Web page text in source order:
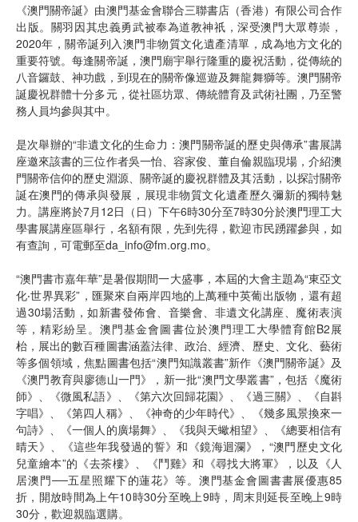
《澳門關帝誕》由澳門基金會聯合三聯書店（香港）有限公司合作
出版。關羽因其忠義勇武被奉為道教神祇，深受澳門大眾尊崇，
2020年，關帝誕列入澳門非物質文化遺產清單，成為地方文化的
重要符號。每逢關帝誕，澳門廟宇舉行隆重的慶祝活動，從傳統的
八音鑼鼓、神功戲，到現在的關帝像巡遊及舞龍舞獅等。澳門關帝
誕慶祝群體十分多元，從社區坊眾、傳統體育及武術社團，乃至警
務人員均參與其中。
是次舉辦的“非遺文化的生命力：澳門關帝誕的歷史與傳承”書展講
座邀來該書的三位作者吳一怡、容家俊、董自倫親臨現場，介紹澳
門關帝信仰的歷史淵源、關帝誕的慶祝群體及其活動，以探討關帝
誕在澳門的傳承與發展，展現非物質文化遺產歷久彌新的獨特魅
力。講座將於7月12日（日）下午6時30分至7時30分於澳門理工大
學書展講座區舉行，名額有限，先到先得，歡迎市民踴躍參與，如
有查詢，可電郵至da_info@fm.org.mo。
“澳門書市嘉年華”是暑假期間一大盛事，本屆的大會主題為“東亞文
化‧世界異彩”，匯聚來自兩岸四地的上萬種中英葡出版物，還有超
過30場活動，如新書發佈會、音樂會、非遺文化講座、魔術表演
等，精彩紛呈。澳門基金會圖書位於澳門理工大學體育館B2展
枱，展出的數百種圖書涵蓋法律、政治、經濟、歷史、文化、藝術
等多個領域，焦點圖書包括“澳門知識叢書”新作《澳門關帝誕》及
《澳門教育與廖德山一門》，新一批“澳門文學叢書”，包括《魔術
師》、《微風私語》、《第六次回歸花園》、《過三關》、《自斟
字唱》、《第四人稱》、《神奇的少年時代》、《幾多風景換來一
句詩》、《一個人的廣場舞》、《我與天蠍相望》、《總要相信有
晴天》、《這些年我發過的誓》和《鏡海迴瀾》，“澳門歷史文化
兒童繪本”的《去茶樓》、《鬥雞》和《尋找大將軍》，以及《人
居澳門──五星照耀下的蓮花》等。澳門基金會圖書書展優惠85
折，開放時間為上午10時30分至晚上9時，周末則延長至晚上9時
30分，歡迎親臨選購。